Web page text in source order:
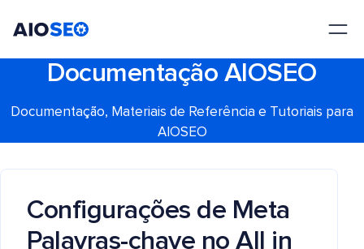
Documentação AIOSEO
Documentação, Materiais de Referência e Tutoriais para
AIOSEO
Configurações de Meta
Palavras-chave no All in